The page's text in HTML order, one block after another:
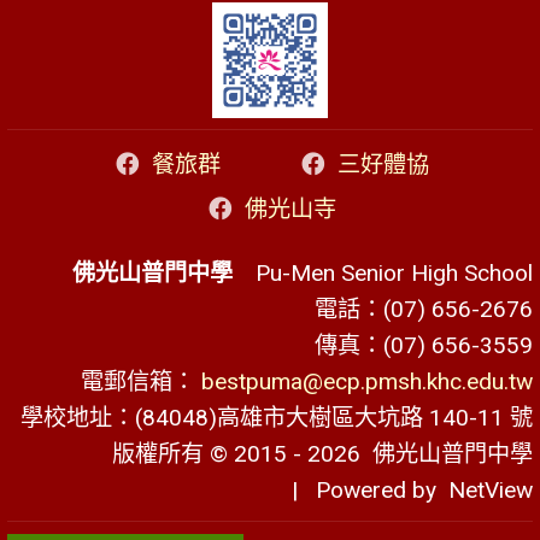
餐旅群
三好體協
佛光山寺
佛光山普門中學 Pu-Men Senior High School
電話：(07) 656-2676
傳真：(07) 656-3559
電郵信箱： bestpuma@ecp.pmsh.khc.edu.tw
學校地址：(84048)高雄市大樹區大坑路 140-11 號
版權所有 © 2015 - 2026 佛光山普門中學
| Powered by NetView